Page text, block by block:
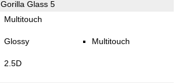
Gorilla Glass 5
Multitouch
Glossy
2.5D
Multitouch